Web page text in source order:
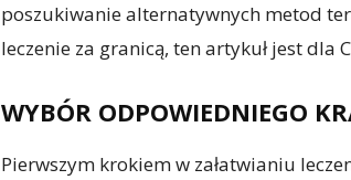
poszukiwanie alternatywnych metod
leczenie za granicą, ten artykuł jest dla
WYBÓR ODPOWIEDNIEGO
Pierwszym krokiem w załatwianiu